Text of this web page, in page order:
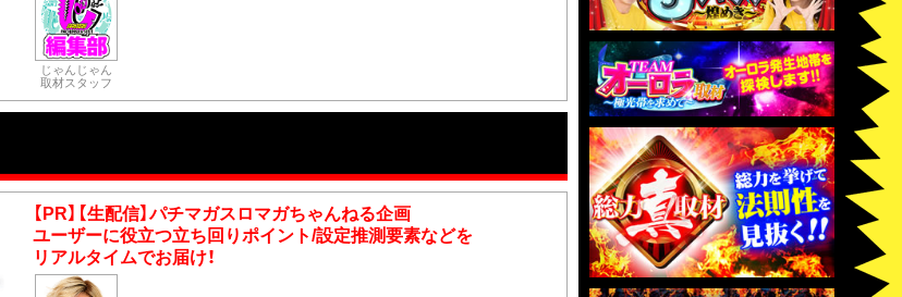
じゃんじゃん
取材スタッフ
【PR】【生配信】パチマガスロマガちゃんねる企画
ユーザーに役立つ立ち回りポイント/設定推測要素などを
リアルタイムでお届け！